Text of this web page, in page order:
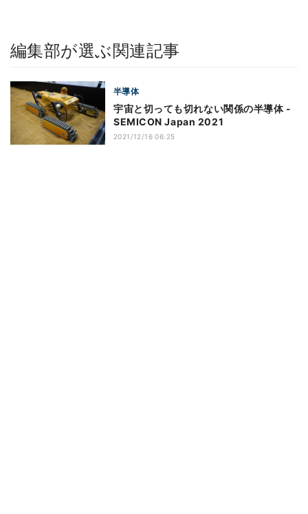
編集部が選ぶ関連記事
半導体
宇宙と切っても切れない関係の半導体 -
SEMICON Japan 2021
2021/12/16 06:25